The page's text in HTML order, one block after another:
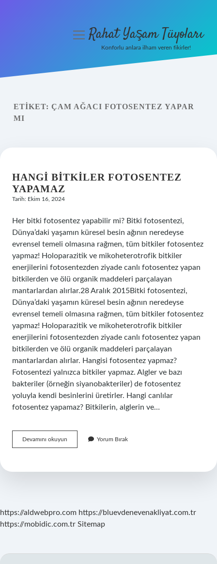
Yasal Uyarı
menüyüRahat Yaşam Tüyoları
Konforlu anlara ilham veren fikirler!
ETIKET: ÇAM AĞACI FOTOSENTEZ YAPAR
MI
HANGI BITKILER FOTOSENTEZ
YAPAMAZ
Tarih: Ekim 16, 2024
Her bitki fotosentez yapabilir mi? Bitki fotosentezi,
Dünya’daki yaşamın küresel besin ağının neredeyse
evrensel temeli olmasına rağmen, tüm bitkiler fotosentez
yapmaz! Holoparazitik ve mikoheterotrofik bitkiler
enerjilerini fotosentezden ziyade canlı fotosentez yapan
bitkilerden ve ölü organik maddeleri parçalayan
mantarlardan alırlar.28 Aralık 2015Bitki fotosentezi,
Dünya’daki yaşamın küresel besin ağının neredeyse
evrensel temeli olmasına rağmen, tüm bitkiler fotosentez
yapmaz! Holoparazitik ve mikoheterotrofik bitkiler
enerjilerini fotosentezden ziyade canlı fotosentez yapan
bitkilerden ve ölü organik maddeleri parçalayan
mantarlardan alırlar. Hangisi fotosentez yapmaz?
Fotosentezi yalnızca bitkiler yapmaz. Algler ve bazı
bakteriler (örneğin siyanobakteriler) de fotosentez
yoluyla kendi besinlerini üretirler. Hangi canlılar
fotosentez yapamaz? Bitkilerin, alglerin ve…
Devamını okuyun
Bitkiler
Yorum Bırak
https://aldwebpro.com https://bluevdenevenakliyat.com.tr
https://mobidic.com.tr Sitemap